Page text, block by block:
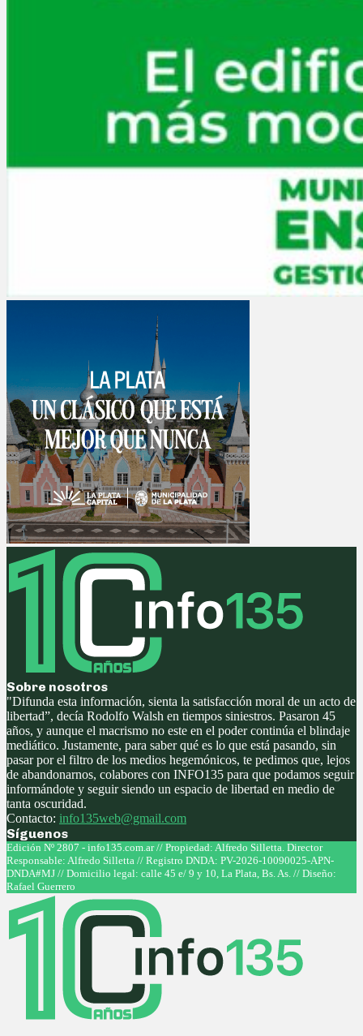
Sobre nosotros
"Difunda esta información, sienta la satisfacción moral de un acto de
libertad”, decía Rodolfo Walsh en tiempos siniestros. Pasaron 45
años, y aunque el macrismo no este en el poder continúa el blindaje
mediático. Justamente, para saber qué es lo que está pasando, sin
pasar por el filtro de los medios hegemónicos, te pedimos que, lejos
de abandonarnos, colabores con INFO135 para que podamos seguir
informándote y seguir siendo un espacio de libertad en medio de
tanta oscuridad.
Contacto: info135web@gmail.com
Síguenos
Facebook
Twitter
Instagram
Youtube
Edición Nº 2807 - info135.com.ar // Propiedad: Alfredo Silletta. Director
Responsable: Alfredo Silletta // Registro DNDA: PV-2026-10090025-APN-
DNDA#MJ // Domicilio legal: calle 45 e/ 9 y 10, La Plata, Bs. As. // Diseño:
Rafael Guerrero